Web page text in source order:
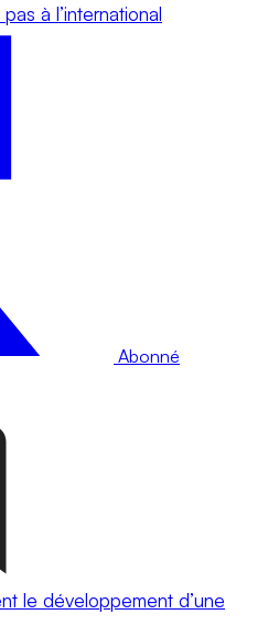
à l’international
Abonné
le développement d’une